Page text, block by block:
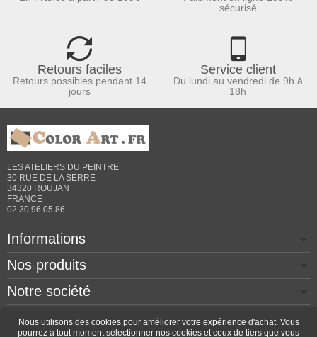
sécurisé
Retours faciles
Retours possibles pendant 14
jours
Service client
Du lundi au vendredi de 9h à
18h
LES ATELIERS DU PEINTRE
30 RUE DE LA SERRE
34320 ROUJAN
FRANCE
02 30 96 05 86
Informations
Nos produits
Notre société
Contactez-nous
Nous utilisons des cookies pour améliorer votre expérience d'achat. Vous
pourrez à tout moment sélectionner nos cookies et ceux de tiers que vous